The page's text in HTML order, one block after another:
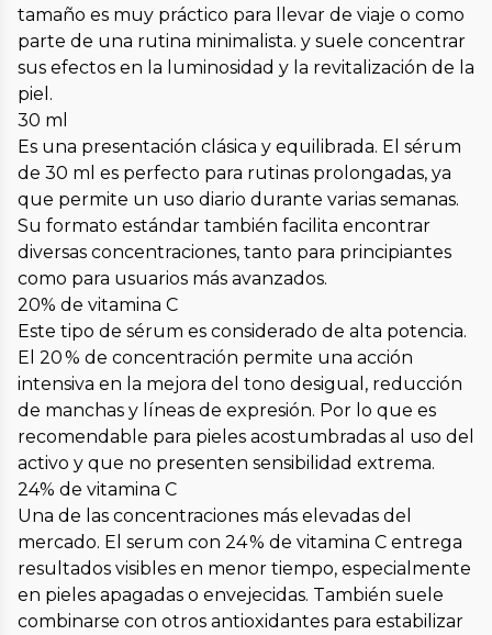
tamaño es muy práctico para llevar de viaje o como
parte de una rutina minimalista. y suele concentrar
sus efectos en la luminosidad y la revitalización de la
piel.
30 ml
Es una presentación clásica y equilibrada. El sérum
de 30 ml es perfecto para rutinas prolongadas, ya
que permite un uso diario durante varias semanas.
Su formato estándar también facilita encontrar
diversas concentraciones, tanto para principiantes
como para usuarios más avanzados.
20% de vitamina C
Este tipo de sérum es considerado de alta potencia.
El 20 % de concentración permite una acción
intensiva en la mejora del tono desigual, reducción
de manchas y líneas de expresión. Por lo que es
recomendable para pieles acostumbradas al uso del
activo y que no presenten sensibilidad extrema.
24% de vitamina C
Una de las concentraciones más elevadas del
mercado. El serum con 24 % de vitamina C entrega
resultados visibles en menor tiempo, especialmente
en pieles apagadas o envejecidas. También suele
combinarse con otros antioxidantes para estabilizar